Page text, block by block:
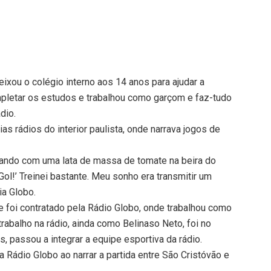
o colégio interno aos 14 anos para ajudar a
os estudos e trabalhou como garçom e faz-tudo
rádios do interior paulista, onde narrava jogos de
com uma lata de massa de tomate na beira do
Treinei bastante. Meu sonho era transmitir um
Globo.
contratado pela Rádio Globo, onde trabalhou como
na rádio, ainda como Belinaso Neto, foi no
passou a integrar a equipe esportiva da rádio.
Globo ao narrar a partida entre São Cristóvão e